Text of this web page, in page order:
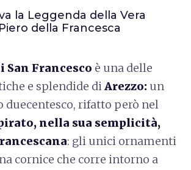
la Leggenda della Vera
della Francesca
San Francesco è una delle
e splendide diArezzo: un
duecentesco, rifatto però nel
nella sua semplicità,
: gli unici ornamenti
cornice che corre intorno a